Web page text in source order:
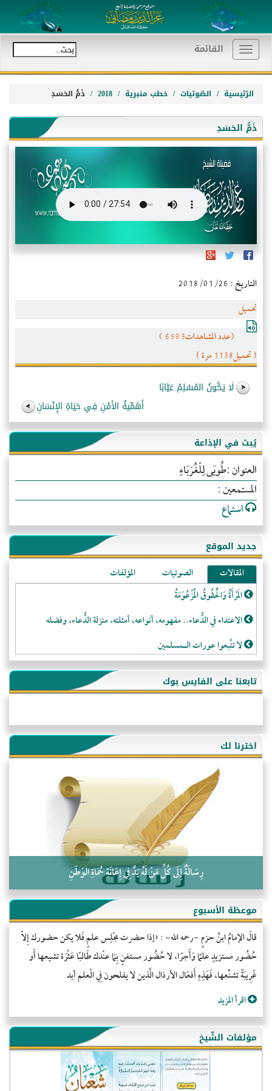
Toggle
navigation
القائمة
الرّئيسية الصّوتيات خطب منبرية 2018 ذَمُّ الحَسَدِ
ذَمُّ الحَسَدِ
التاريخ : 2018/01/26
تحميل
(عدد المشاهدات6593 )
( تحميل1138 مرة )
لَا يَكُونُ المُسْلِمُ عَيَّابًا
أَهَمِّيةُ الأَمْنِ فِي حَيَاةِ الإِنْسَانِ
يُبث في الإذاعة
العنوان :طُوبَى لِلْغُرَبَاءِ
المستمعين :
استماع
جديد الموقع
المقالات الصوتيات
المؤلفات
المَرْأَةُ وَالْحُقُوقُ الْمَزْعُوَمَةُ
الاعتداء في الدُّعاء.. مفهومه، أنواعه، أمثلته، منزلة الدُّعاء، وفضله
لا تتَّبعوا عورات الـمسلمين
فقه النَّصيحة عند الصَّحابة الكرام رضي الله عنهم
لَا عِزَّةَ إِلَّا بِالإِسْلَامِ
هذه سبيلنا فماذا تنقمون؟!
أُسُـسُ بَـيْـتِ الـمُسْـلِمِ
التَّعْلِيمُ القُرْآنِي
كلمة إلى إخواني السلفيين في الجزائر
تابعنا على الفايس بوك
اخترنا لك
رِسَالَةٌ إِلَى كُلِّ مَنْ لَهُ يَدٌ فِي إِعَانَةِ حُمَاةِ الوَطَنِ
موعظة الأسبوع
قالَ الإمامُ ابنُ حزمٍ -رحمه الله- : «إذا حضرت مجْلِس علمٍ فَلا يكن حضورك إِلاّ
حُضُور مستزيدٍ علمًا وَأَجرًا، لا حُضُور مستغنٍ بِمَا عنْدك طَالبًا عَثْرَة تشيعها أَو
غَرِيبَةً تشنِّعها، فَهَذِهِ أَفعَال الأرذال الَّذين لا يفلحون فِي الْعلم أبد
اقرأ المزيد
مؤلفات الشّيخ